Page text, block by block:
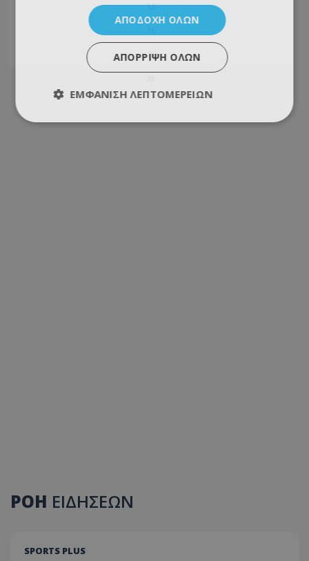
15
17
ΡΟΗ ΕΙΔΗΣΕΩΝ
SPORTS PLUS
ΑΠΟΔΟΧΉ ΌΛΩΝ
ΑΠΌΡΡΙΨΗ ΌΛΩΝ
ΕΜΦΆΝΙΣΗ ΛΕΠΤΟΜΕΡΕΙΏΝ